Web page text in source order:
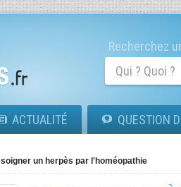
Recherchez
ACTUALITÉ QUESTION
soigner un herpès par l'homéopathie